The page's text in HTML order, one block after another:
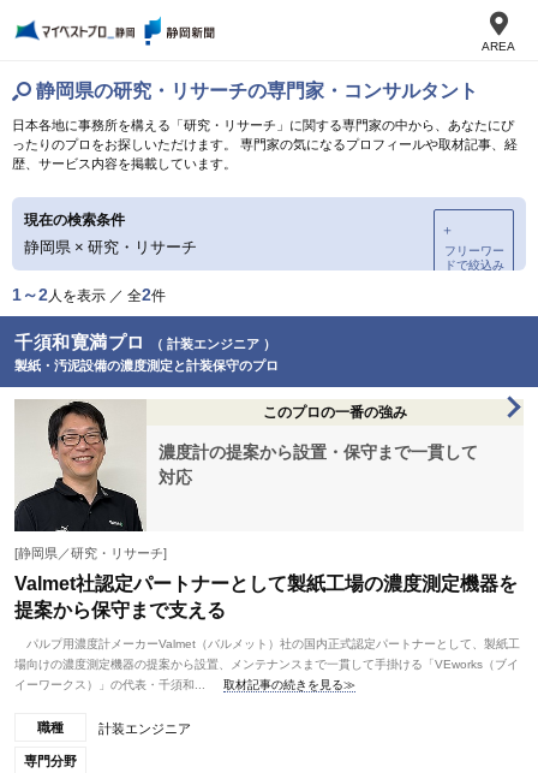
AREA
静岡県の研究・リサーチの専門家・コンサルタント
日本各地に事務所を構える「研究・リサーチ」に関する専門家の中から、あなたにぴ
ったりのプロをお探しいただけます。 専門家の気になるプロフィールや取材記事、経
歴、サービス内容を掲載しています。
現在の検索条件
静岡県 × 研究・リサーチ
＋
フリーワー
ドで絞込み
1～2人を表示 ／ 全2件
千須和寛満プロ
（ 計装エンジニア ）
製紙・汚泥設備の濃度測定と計装保守のプロ
このプロの一番の強み
濃度計の提案から設置・保守まで一貫して
対応
[静岡県／研究・リサーチ]
Valmet社認定パートナーとして製紙工場の濃度測定機器を
提案から保守まで支える
パルプ用濃度計メーカーValmet（バルメット）社の国内正式認定パートナーとして、製紙工
場向けの濃度測定機器の提案から設置、メンテナンスまで一貫して手掛ける「VEworks（ブイ
イーワークス）」の代表・千須和...
取材記事の続きを見る≫
職種 計装エンジニア
専門分野